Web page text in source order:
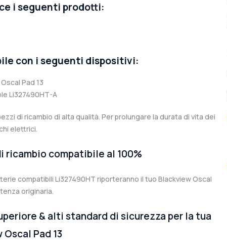
i seguenti prodotti:
con i seguenti dispositivi:
Pad 13
Li327490HT-A
di ricambio di alta qualità. Per prolungare la durata di vita dei
elettrici.
ricambio compatibile al 100%
compatibili Li327490HT riporteranno il tuo Blackview Oscal
originaria.
& alti standard di sicurezza per la tua
Pad 13